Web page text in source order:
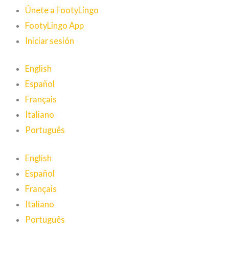
Únete a FootyLingo
FootyLingo App
Iniciar sesión
English
Español
Français
Italiano
Português
English
Español
Français
Italiano
Português